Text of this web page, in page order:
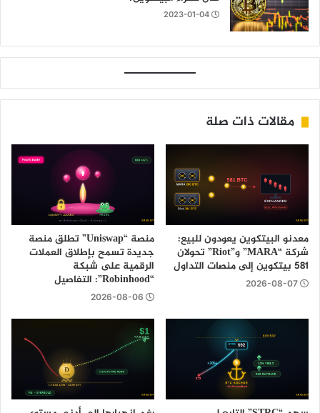
2023-01-04
مقالات ذات صلة
معدنو البيتكوين يعودون للبيع:
شركة “MARA” و”Riot” تحولان
581 بيتكوين إلى منصات التداول
2026-08-07
منصة “Uniswap” تطلق منصة
جديدة تسمح بإطلاق العملات
الرقمية على شبكة
“Robinhood”: التفاصيل
2026-08-06